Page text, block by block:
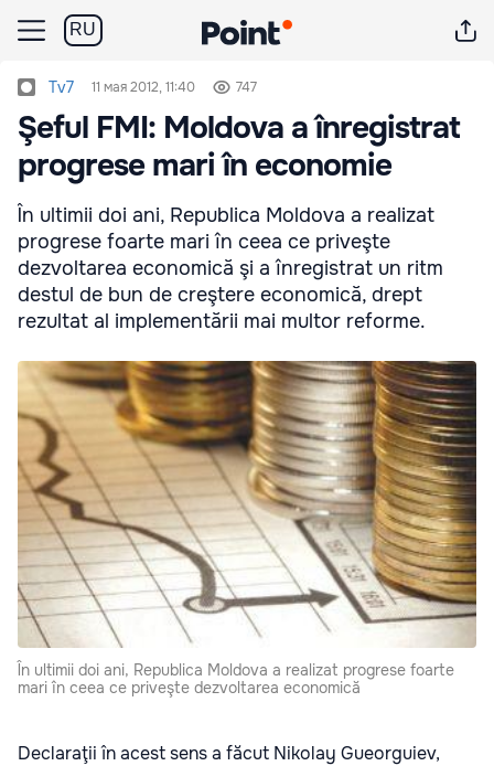
RU
Tv7 11 мая 2012, 11:40 747
Şeful FMI: Moldova a înregistrat
progrese mari în economie
În ultimii doi ani, Republica Moldova a realizat
progrese foarte mari în ceea ce priveşte
dezvoltarea economică şi a înregistrat un ritm
destul de bun de creştere economică, drept
rezultat al implementării mai multor reforme.
În ultimii doi ani, Republica Moldova a realizat progrese foarte
mari în ceea ce priveşte dezvoltarea economică
Declaraţii în acest sens a făcut Nikolay Gueorguiev,